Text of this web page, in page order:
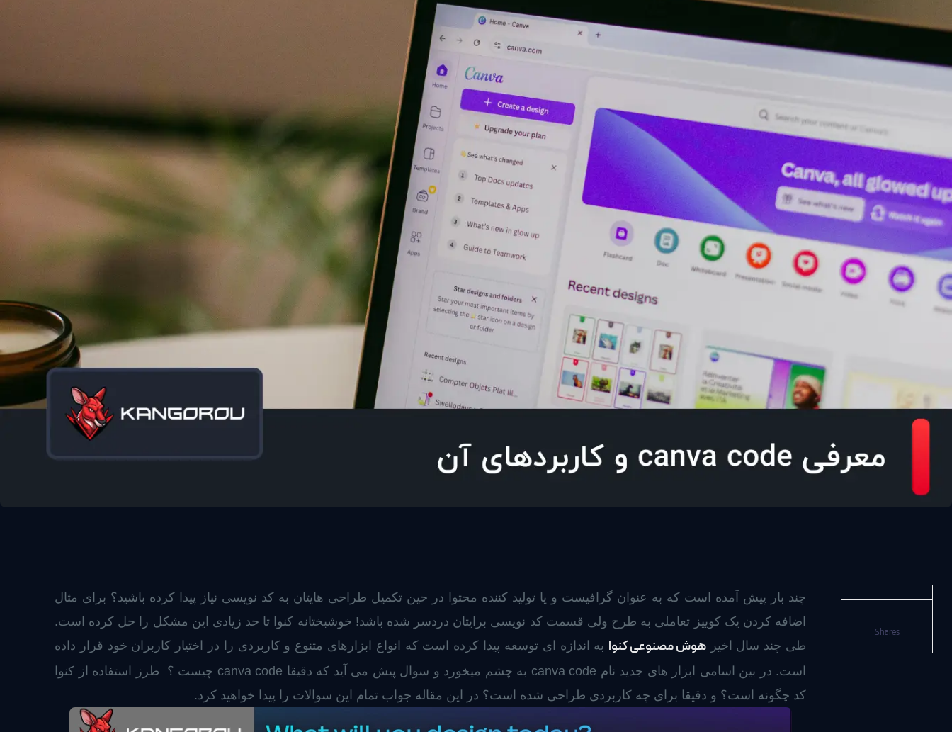
Shares
چند بار پیش آمده است که به عنوان گرافیست و یا تولید کننده محتوا در حین تکمیل طراحی هایتان به کد نویسی نیاز پیدا کرده باشید؟ برای مثال
اضافه کردن یک کوییز تعاملی به طرح ولی قسمت کد نویسی برایتان دردسر شده باشد! خوشبختانه کنوا تا حد زیادی این مشکل را حل کرده است.
طی چند سال اخیرهوش مصنوعی کنوا به اندازه ای توسعه پیدا کرده است که انواع ابزارهای متنوع و کاربردی را در اختیار کاربران خود قرار داده
است. در بین اسامی ابزار های جدید نام canva code به چشم میخورد و سوال پیش می آید که دقیقا canva code چیست ؟ طرز استفاده از کنوا
کد چگونه است؟ و دقیقا برای چه کاربردی طراحی شده است؟ در این مقاله جواب تمام این سوالات را پیدا خواهید کرد.